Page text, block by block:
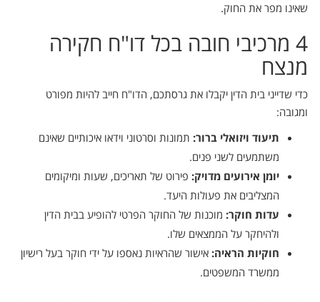
שאינו מפר את החוק.
4 מרכיבי חובה בכל דו"ח חקירה
מנצח
כדי שדייני בית הדין יקבלו את גרסתכם, הדו"ח חייב להיות מפורט
ומגובה:
תיעוד ויזואלי ברור: תמונות וסרטוני וידאו איכותיים שאינם
משתמעים לשני פנים.
יומן אירועים מדויק: פירוט של תאריכים, שעות ומיקומים
המצליבים את פעולות היעד.
עדות חוקר: מוכנות של החוקר הפרטי להופיע בבית הדין
ולהיחקר על הממצאים שלו.
חוקיות הראיה: אישור שהראיות נאספו על ידי חוקר בעל רישיון
ממשרד המשפטים.